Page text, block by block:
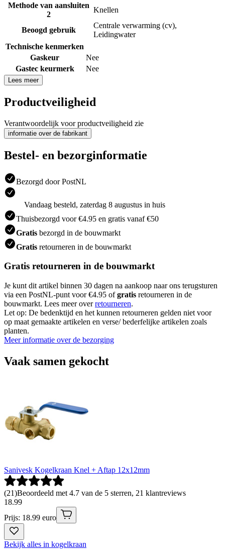
Methode van aansluiten
2
Knellen
Beoogd gebruik
Centrale verwarming (cv),
Leidingwater
Technische kenmerken
Gaskeur
Nee
Gastec keurmerk
Nee
Lees meer
Productveiligheid
Verantwoordelijk voor productveiligheid zie
informatie over de fabrikant
Bestel- en bezorginformatie
Bezorgd door PostNL
Vandaag besteld, zaterdag 8 augustus in huis
Thuisbezorgd voor €4.95 en gratis vanaf €50
Gratis bezorgd in de bouwmarkt
Gratis retourneren in de bouwmarkt
Gratis retourneren in de bouwmarkt
Je kunt dit artikel binnen 30 dagen na aankoop naar ons terugsturen
via een PostNL-punt voor €4.95 ofgratis retourneren in de
bouwmarkt. Lees meer overretourneren.
Let op: De bedenktijd en het kunnen retourneren gelden niet voor
op maat gemaakte artikelen en verse/ bederfelijke artikelen zoals
planten.
Meer informatie over de bezorging
Vaak samen gekocht
Sanivesk Kogelkraan Knel + Aftap 12x12mm
(21)Beoordeeld met 4.7 van de 5 sterren, 21 klantreviews
18.99
Prijs: 18.99 euro
Bekijk alles in kogelkraan